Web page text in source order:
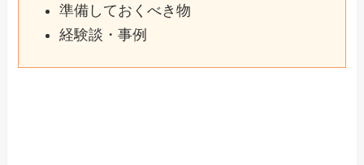
準備しておくべき物
経験談・事例